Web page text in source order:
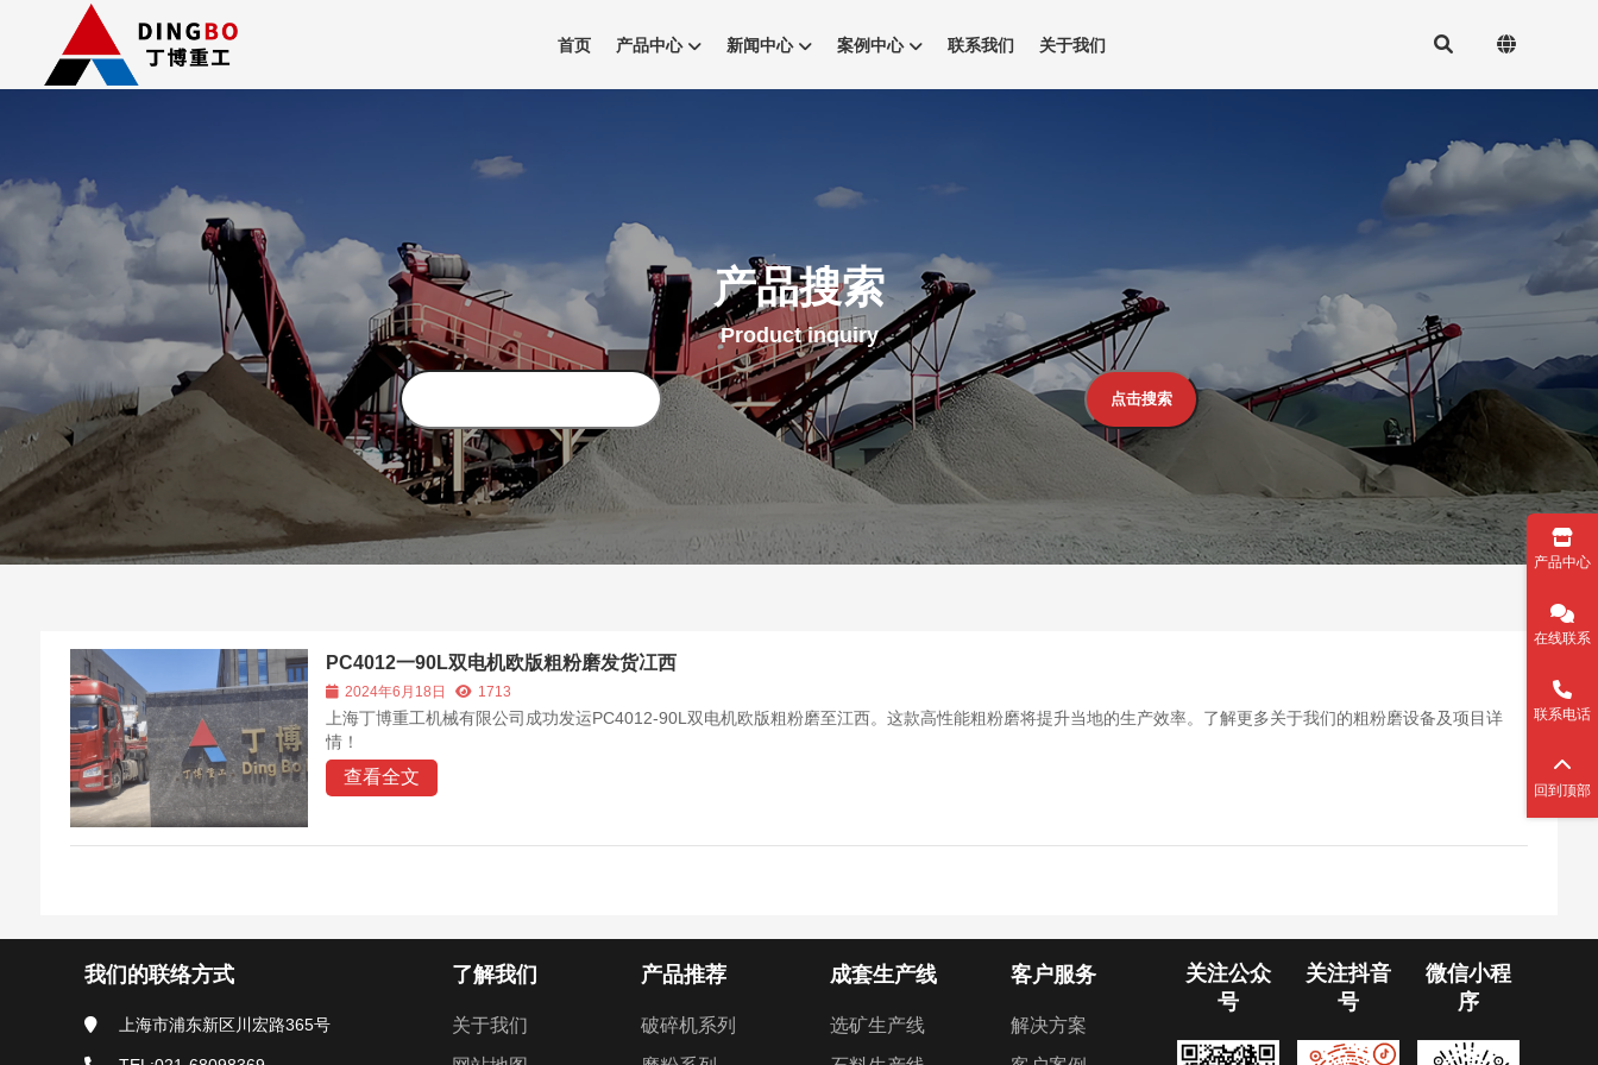
首页 产品中心 新闻中心 案例中心 联系我们 关于我们
产品搜索
Product inquiry
搜
索
点击搜索
PC4012一90L双电机欧版粗粉磨发货冮西
2024年6月18日 1713
上海丁博重工机械有限公司成功发运PC4012-90L双电机欧版粗粉磨至江西。这款高性能粗粉磨将提升当地的生产效率。了解更多关于我们的粗粉磨设备及项目详
情！
查看全文
我们的联络方式
上海市浦东新区川宏路365号
了解我们
关于我们
产品推荐
破碎机系列
成套生产线
选矿生产线
客户服务
解决方案
关注公众
号
关注抖音
号
微信小程
序
产品中心
在线联系
联系电话
回到顶部